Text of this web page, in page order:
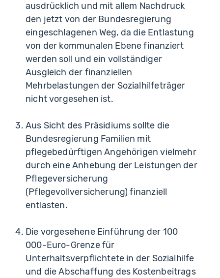
ausdrücklich und mit allem Nachdruck
den jetzt von der Bundesregierung
eingeschlagenen Weg, da die Entlastung
von der kommunalen Ebene finanziert
werden soll und ein vollständiger
Ausgleich der finanziellen
Mehrbelastungen der Sozialhilfeträger
nicht vorgesehen ist.
Aus Sicht des Präsidiums sollte die
Bundesregierung Familien mit
pflegebedürftigen Angehörigen vielmehr
durch eine Anhebung der Leistungen der
Pflegeversicherung
(Pflegevollversicherung) finanziell
entlasten.
Die vorgesehene Einführung der 100
000-Euro-Grenze für
Unterhaltsverpflichtete in der Sozialhilfe
und die Abschaffung des Kostenbeitrags